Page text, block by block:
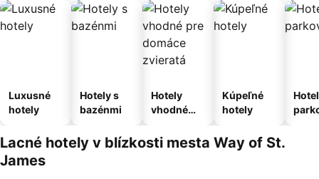
Luxusné
hotely
Hotely s
bazénmi
Hotely
vhodné
domáce
zvieratá
Kúpeľné
hotely
Lacné hotely v blízkosti mesta Way of St.
James